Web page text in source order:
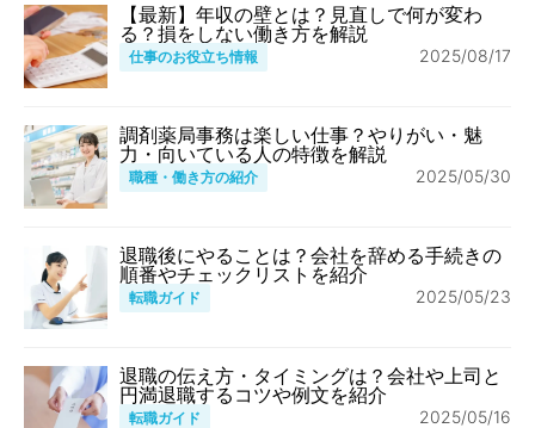
【最新】年収の壁とは？見直しで何が変わ
る？損をしない働き方を解説
仕事のお役立ち情報 2025/08/17
調剤薬局事務は楽しい仕事？やりがい・魅
力・向いている人の特徴を解説
職種・働き方の紹介 2025/05/30
退職後にやることは？会社を辞める手続きの
順番やチェックリストを紹介
転職ガイド 2025/05/23
退職の伝え方・タイミングは？会社や上司と
円満退職するコツや例文を紹介
転職ガイド 2025/05/16